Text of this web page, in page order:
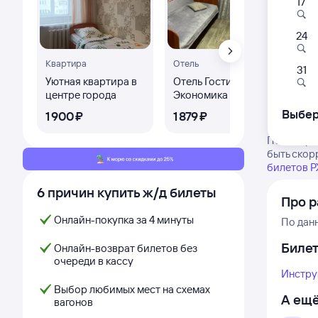
Квартира
Уютная квартира в
центре города
1 ⁠900 ⁠₽
Отель
Отель Гостиница
Экономика
1 ⁠879 ⁠₽ 3
6 причин купить ж/д билеты
Онлайн-покупка за 4 минуты
Онлайн-возврат билетов без
очереди в кассу
Выбор любимых мест на схемах
вагонов
быть
билетов
Про
По
А
24
31